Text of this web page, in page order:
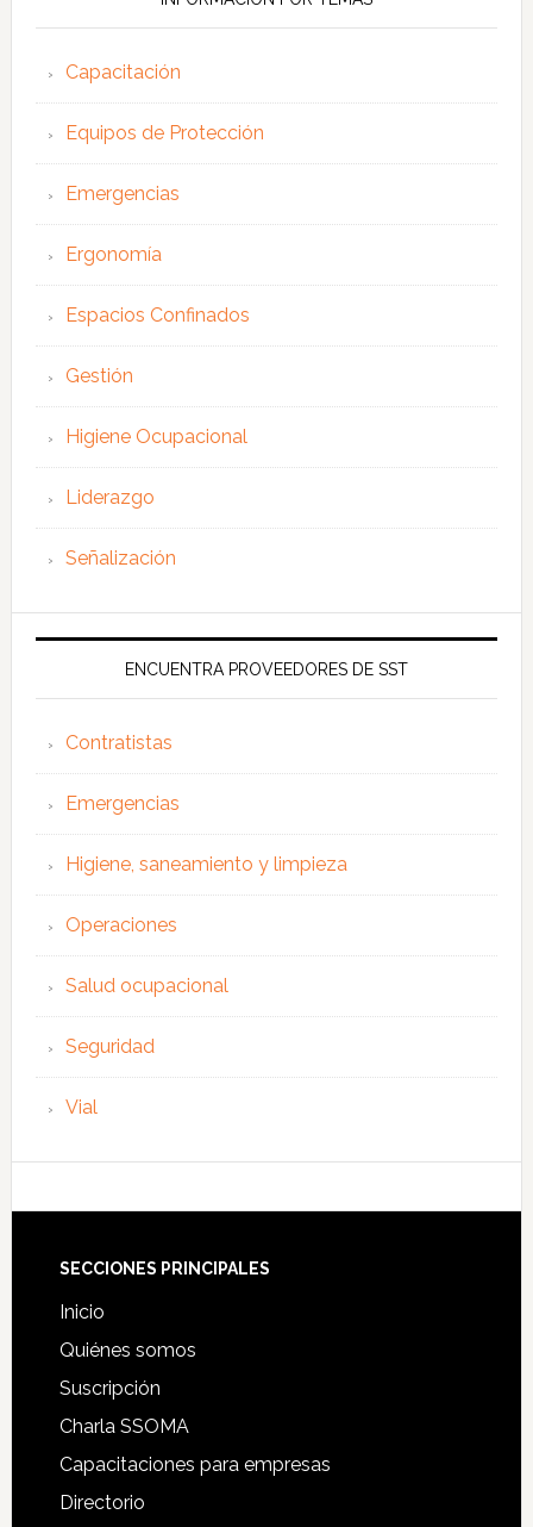
Capacitación
Equipos de Protección
Emergencias
Ergonomía
Espacios Confinados
Gestión
Higiene Ocupacional
Liderazgo
Señalización
ENCUENTRA PROVEEDORES DE SST
Contratistas
Emergencias
Higiene, saneamiento y limpieza
Operaciones
Salud ocupacional
Seguridad
Vial
Footer
SECCIONES PRINCIPALES
Inicio
Quiénes somos
Suscripción
Charla SSOMA
Capacitaciones para empresas
Directorio